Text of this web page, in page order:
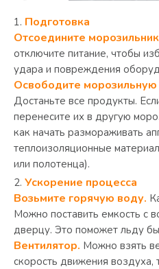
Подготовка
Отсоедините
отключите питание, чтобы
удара и повреждения
Освободите морозильную
Достаньте все продукты.
перенесите их в другую
как начать размораживать
теплоизоляционные
или полотенца).
Ускорение процесса
Возьмите горячую воду.
Можно поставить емкость с
дверцу. Это поможет льду
Вентилятор. Можно взять
скорость движения воздуха,